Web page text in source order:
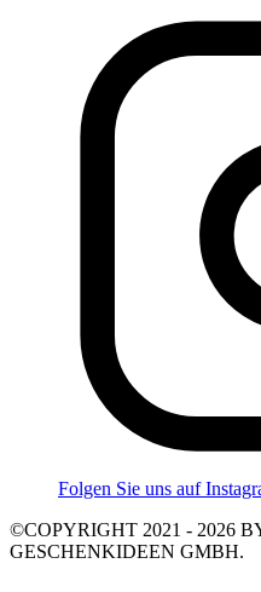
Folgen Sie uns auf
©COPYRIGHT 2021 - 2026
GESCHENKIDEEN GMBH.